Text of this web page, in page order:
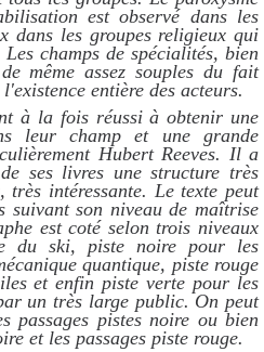
est observé dans les
dans les groupes religieux qui
champs de spécialités, bien
même assez souples du fait
entière des acteurs.
à la fois réussi à obtenir une
leur champ et une grande
Hubert Reeves. Il a
ses livres une structure très
intéressante. Le texte peut
suivant son niveau de maîtrise
est coté selon trois niveaux
du ski, piste noire pour les
quantique, piste rouge
et enfin piste verte pour les
un très large public. On peut
passages pistes noire ou bien
et les passages piste rouge.